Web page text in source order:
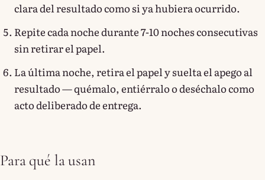
clara del resultado como si ya hubiera ocurrido.
Repite cada noche durante 7-10 noches consecutivas
sin retirar el papel.
La última noche, retira el papel y suelta el apego al
resultado — quémalo, entiérralo o deséchalo como
acto deliberado de entrega.
Para qué la usan